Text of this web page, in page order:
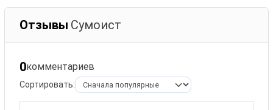
Отзывы Сумоист
0комментариев
Сортировать: